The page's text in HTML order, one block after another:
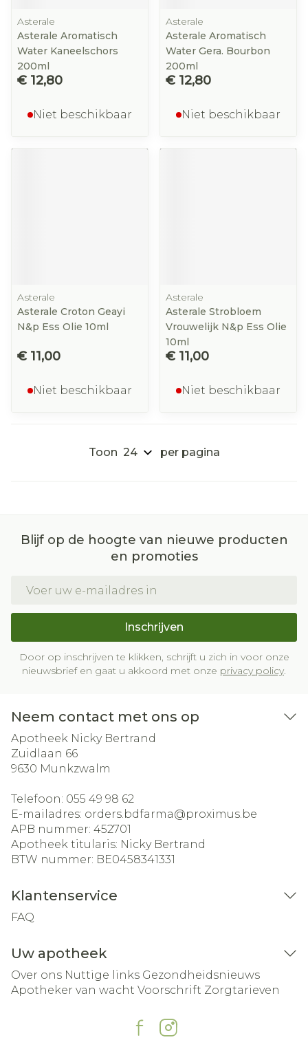
Asterale
Asterale Aromatisch
Water Kaneelschors
200ml
€ 12,80
Niet beschikbaar
Asterale
Asterale Aromatisch
Water Gera. Bourbon
200ml
€ 12,80
Niet beschikbaar
Asterale
Asterale Croton Geayi
N&p Ess Olie 10ml
€ 11,00
Niet beschikbaar
Asterale
Asterale Strobloem
Vrouwelijk N&p Ess Olie
10ml
€ 11,00
Niet beschikbaar
Toon per pagina
Blijf op de hoogte van nieuwe producten
en promoties
Inschrijven
Door op inschrijven te klikken, schrijft u zich in voor onze
nieuwsbrief en gaat u akkoord met onze privacy policy.
Neem contact met ons op
Apotheek Nicky Bertrand
Zuidlaan 66
9630 Munkzwalm
Telefoon: 055 49 98 62
E-mailadres: orders.bdfarma@proximus.be
APB nummer: 452701
Apotheek titularis: Nicky Bertrand
BTW nummer: BE0458341331
Klantenservice
FAQ
Uw apotheek
Over ons Nuttige links Gezondheidsnieuws
Apotheker van wacht Voorschrift Zorgtarieven